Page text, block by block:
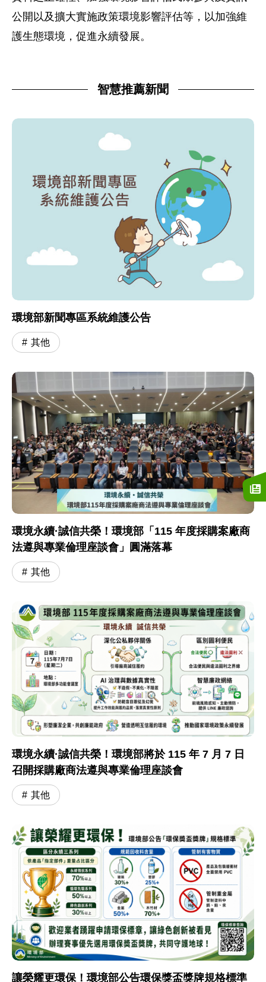
公開以及擴大實施政策環境影響評估等，以加強維
護生態環境，促進永續發展。
智慧推薦新聞
環境部新聞專區系統維護公告
其他
環境永續·誠信共榮！環境部「115 年度採購案廠商
法遵與專業倫理座談會」圓滿落幕
其他
環境永續·誠信共榮！環境部將於 115 年 7 月 7 日
召開採購廠商法遵與專業倫理座談會
其他
讓榮耀更環保！環境部公告環保獎盃獎牌規格標準